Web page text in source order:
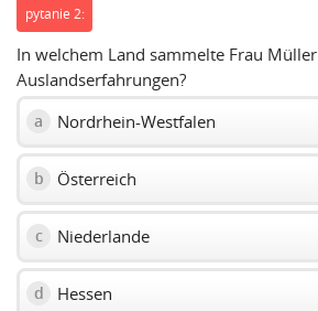
pytanie 2:
In welchem Land sammelte Frau Müller
Auslandserfahrungen?
a Nordrhein-Westfalen
b Österreich
c Niederlande
d Hessen